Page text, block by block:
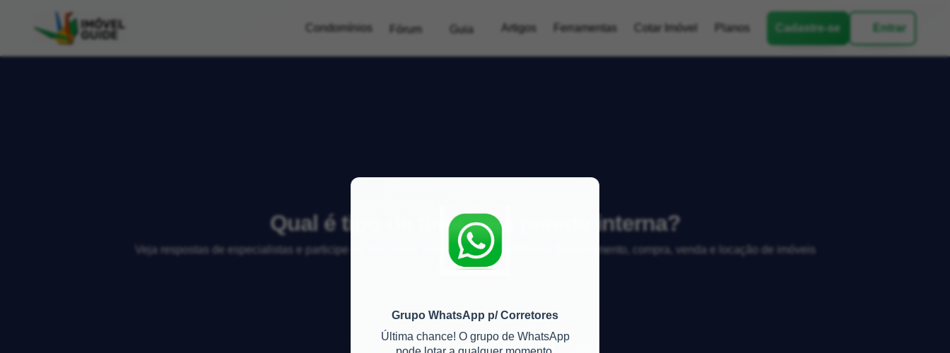
Condomínios Fórum Guia Artigos Ferramentas Cotar Imóvel Planos Cadastre-se Entrar
Grupo WhatsApp p/ Corretores
Última chance! O grupo de WhatsApp
Qual é tipo de tinta para parede interna?
Veja respostas de especialistas e participe da discussão sobre mercado imobiliário, financiamento, compra, venda e locação de imóveis